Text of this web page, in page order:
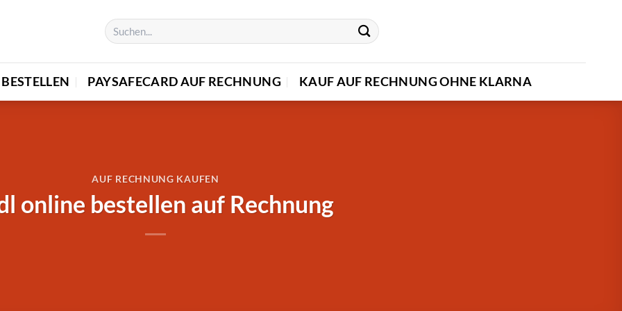
PAYSAFECARD AUF RECHNUNG KAUF AUF RECHNUNG OHNE KLARNA
AUF RECHNUNG KAUFEN
online bestellen auf Rechnung